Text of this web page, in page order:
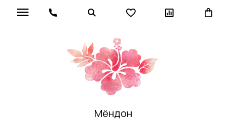
Мёндон